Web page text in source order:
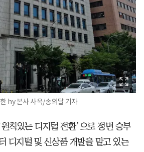
hy 본사 사옥/송의달 기자
칙있는 디지털 전환’으로 정면 승부
디지털 및 신상품 개발을 맡고 있는